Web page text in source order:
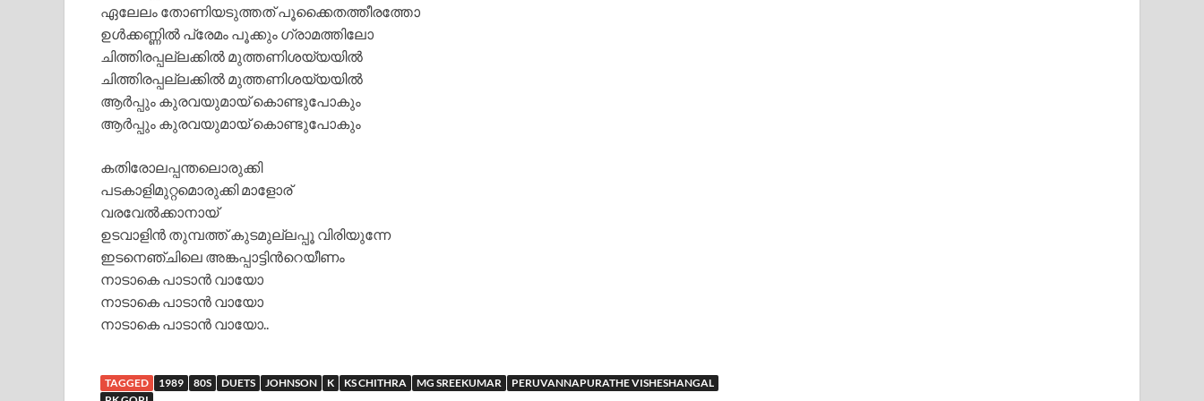
ഏലേലം തോണിയടുത്തത് പൂക്കൈതത്തീരത്തോ
ഉള്‍ക്കണ്ണില്‍ പ്രേമം പൂക്കും ഗ്രാമത്തിലോ
ചിത്തിരപ്പല്ലക്കില്‍ മുത്തണിശയ്യയില്‍
ചിത്തിരപ്പല്ലക്കില്‍ മുത്തണിശയ്യയില്‍
ആര്‍പ്പും കുരവയുമായ് കൊണ്ടുപോകും
ആര്‍പ്പും കുരവയുമായ് കൊണ്ടുപോകും
കതിരോലപ്പന്തലൊരുക്കി
പടകാളിമുറ്റമൊരുക്കി മാളോര്
വരവേല്‍ക്കാനായ്
ഉടവാളിന്‍ തുമ്പത്ത് കുടമുല്ലപ്പൂ വിരിയുന്നേ
ഇടനെഞ്ചിലെ അങ്കപ്പാട്ടിന്‍റെയീണം
നാടാകെ പാടാന്‍ വായോ
നാടാകെ പാടാന്‍ വായോ
നാടാകെ പാടാന്‍ വായോ..
TAGGED 1989 80S DUETS JOHNSON K KS CHITHRA MG SREEKUMAR
PERUVANNAPURATHE VISHESHANGAL